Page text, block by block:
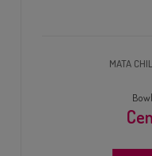
MATA